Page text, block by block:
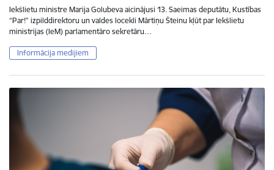
Iekšlietu ministre Marija Golubeva aicinājusi 13. Saeimas deputātu, Kustības
“Par!” izpilddirektoru un valdes locekli Mārtiņu Šteinu kļūt par Iekšlietu
ministrijas (IeM) parlamentāro sekretāru…
Informācija medijiem